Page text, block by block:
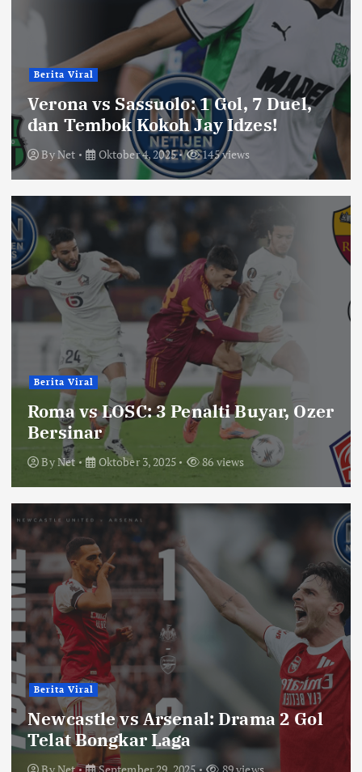
Berita Viral
Verona vs Sassuolo: 1 Gol, 7 Duel,
dan Tembok Kokoh Jay Idzes!
ByNet Oktober 4, 2025 145 views
Berita Viral
Roma vs LOSC: 3 Penalti Buyar, Ozer
Bersinar
ByNet Oktober 3, 2025 86 views
Berita Viral
Newcastle vs Arsenal: Drama 2 Gol
Telat Bongkar Laga